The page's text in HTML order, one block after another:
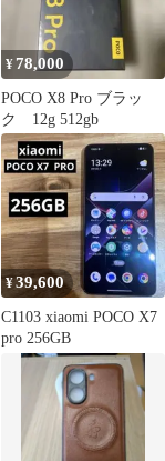
¥ 78,000
POCO X8 Pro ブラッ
ク 12g 512gb
¥39,600
C1103 xiaomi POCO X7
pro 256GB